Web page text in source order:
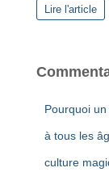
Lire l'article
Pourquoi
à tous les
culture